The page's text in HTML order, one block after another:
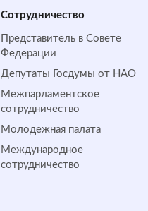
Сотрудничество
Представитель в Совете
Федерации
Депутаты Госдумы от НАО
Межпарламентское
сотрудничество
Молодежная палата
Международное
сотрудничество